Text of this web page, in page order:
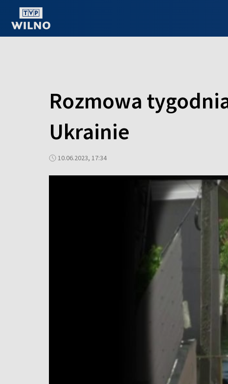
Rozmowa
Ukrainie
10.06.2023, 17:34